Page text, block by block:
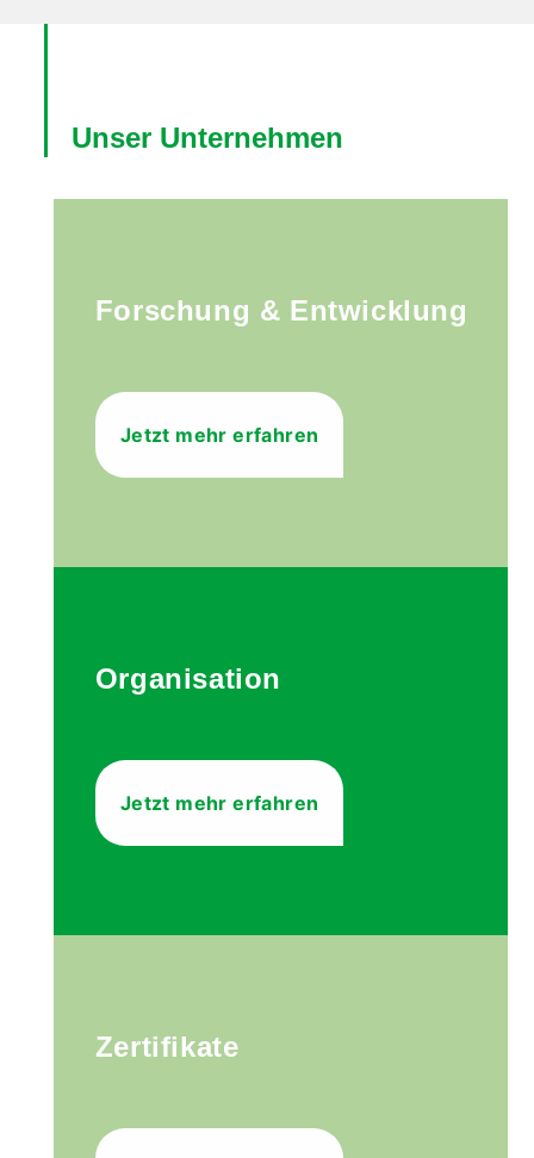
Unser Unternehmen
Forschung & Entwicklung
Jetzt mehr erfahren
Organisation
Jetzt mehr erfahren
Zertifikate